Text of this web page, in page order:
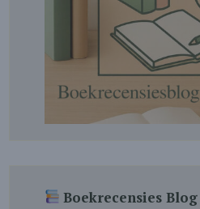
Boekrecensies Blog